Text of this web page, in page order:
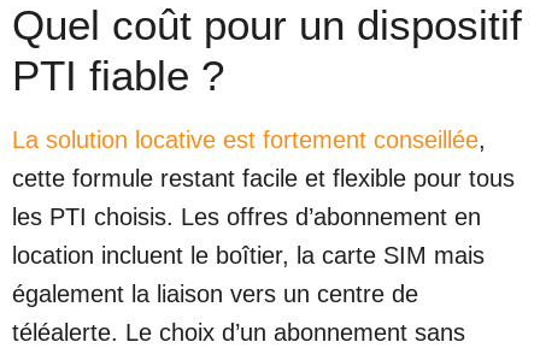
Quel coût pour un dispositif
PTI fiable ?
La solution locative est fortement conseillée,
cette formule restant facile et flexible pour tous
les PTI choisis. Les offres d’abonnement en
location incluent le boîtier, la carte SIM mais
également la liaison vers un centre de
téléalerte. Le choix d’un abonnement sans